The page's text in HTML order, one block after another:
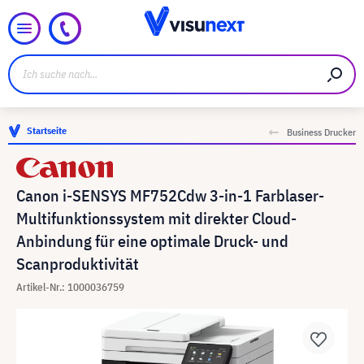
Startseite Business Drucker
Canon i-SENSYS MF752Cdw 3-in-1 Farblaser-
Multifunktionssystem mit direkter Cloud-
Anbindung für eine optimale Druck- und
Scanproduktivität
Artikel-Nr.: 1000036759